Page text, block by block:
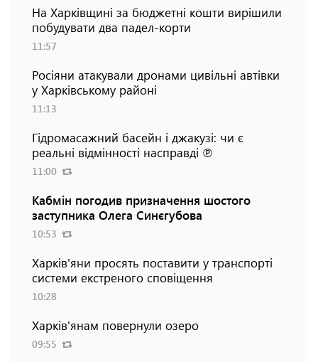
На Харківщині за бюджетні кошти вирішили
побудувати два падел-корти
11:57
Росіяни атакували дронами цивільні автівки
у Харківському районі
11:13
Гідромасажний басейн і джакузі: чи є
реальні відмінності насправді ℗
11:00
Кабмін погодив призначення шостого
заступника Олега Синєгубова
10:53
Харків'яни просять поставити у транспорті
системи екстреного сповіщення
10:28
Харків'янам повернули озеро
09:55